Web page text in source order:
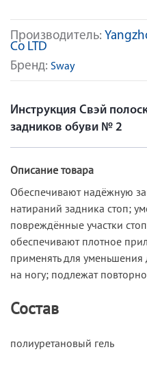
Производитель:
Co LTD
Бренд: Sway
Инструкция Свэй
задников обуви № 2
Описание товара
Обеспечивают надёжную
натираний задника стоп;
повреждённые участки
обеспечивают плотное
применять для уменьшения
на ногу; подлежат
Состав
полиуретановый гель